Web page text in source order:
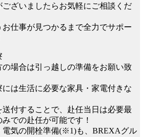
ございましたらお気軽にご相談くだ
お仕事が見つかるまで全力でサポー
の場合は引っ越しの準備をお願い致
には生活に必要な家具・家電付きな
送付することで、赴任当日は必要最
での赴任が可能です！
電気の開栓準備(※1)も、BREXAグル